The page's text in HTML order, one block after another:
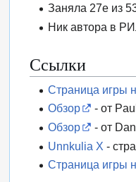
Заняла 27е из
Ник автора в
Ссылки
Страница игры
Обзор
- от
Обзор
- от
Unnkulia X -
Страница игры